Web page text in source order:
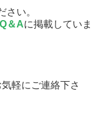
さい。
Q＆Aに掲載していま
軽にご連絡下さ